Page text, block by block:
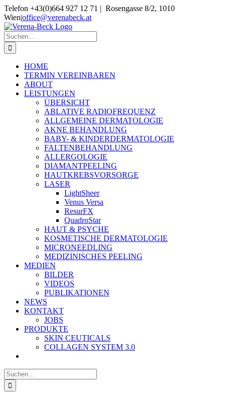
Skip
to
content
Telefon +43(0)664 927 12 71 | Rosengasse 8/2, 1010
Wien|office@verenabeck.at
Suche
nach:
HOME
TERMIN VEREINBAREN
ABOUT
LEISTUNGEN
ÜBERSICHT
ABLATIVE RADIOFREQUENZ
ALLGEMEINE DERMATOLOGIE
AKNE BEHANDLUNG
BABY- & KINDERDERMATOLOGIE
FALTENBEHANDLUNG
ALLERGOLOGIE
DIAMANTPEELING
HAUTKREBSVORSORGE
LASER
LightSheer
Venus Versa
ResurFX
QuadroStar
HAUT & PSYCHE
KOSMETISCHE DERMATOLOGIE
MICRONEEDLING
MEDIZINISCHES PEELING
MEDIEN
BILDER
VIDEOS
PUBLIKATIONEN
NEWS
KONTAKT
JOBS
PRODUKTE
SKIN CEUTICALS
COLLAGEN SYSTEM 3.0
Suche
nach: